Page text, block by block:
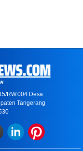
RW.004 Desa
Tangerang